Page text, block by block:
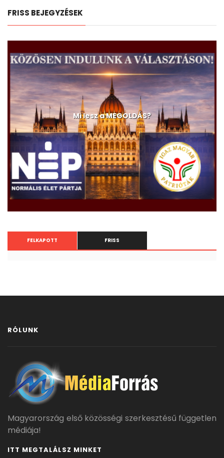
FRISS BEJEGYZÉSEK
Mi lesz a MEGOLDÁS?
FELKAPOTT FRISS
RÓLUNK
Magyarország első közösségi szerkesztésű független
médiája!
ITT MEGTALÁLSZ MINKET